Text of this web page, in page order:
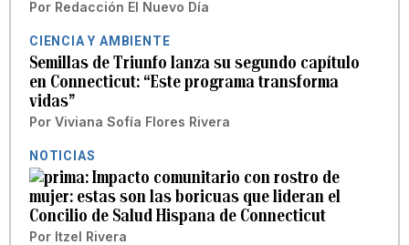
Por Redacción El Nuevo Día
CIENCIA Y AMBIENTE
Semillas de Triunfo lanza su segundo capítulo
en Connecticut: “Este programa transforma
vidas”
Por Viviana Sofía Flores Rivera
NOTICIAS
Impacto comunitario con rostro de
mujer: estas son las boricuas que lideran el
Concilio de Salud Hispana de Connecticut
Por Itzel Rivera